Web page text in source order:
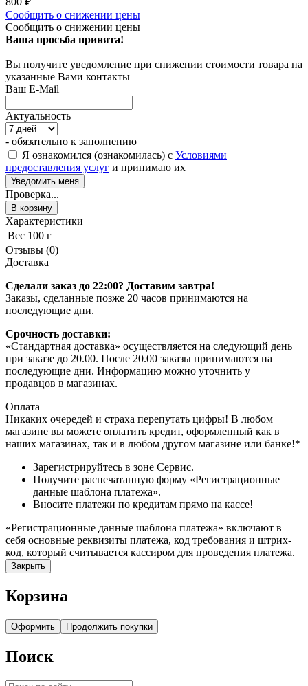
Сообщить о снижении цены
Сообщить о снижении цены
Ваша просьба принята!
Вы получите уведомление при снижении стоимости товара на
указанные Вами контакты
Ваш E-Mail
Актуальность
- обязательно к заполнению
Я ознакомился (ознакомилась) с Условиями
предоставления услуг и принимаю их
Проверка...
В корзину
Характеристики
Вес 100 г
Отзывы (0)
Доставка
Сделали заказ до 22:00? Доставим завтра!
Заказы, сделанные позже 20 часов принимаются на
последующие дни.
Срочность доставки:
«Стандартная доставка» осуществляется на следующий день
при заказе до 20.00. После 20.00 заказы принимаются на
последующие дни. Информацию можно уточнить у
продавцов в магазинах.
Оплата
Никаких очередей и страха перепутать цифры! В любом
магазине вы можете оплатить кредит, оформленный как в
наших магазинах, так и в любом другом магазине или банке!*
Зарегистрируйтесь в зоне Сервис.
Получите распечатанную форму «Регистрационные
данные шаблона платежа».
Вносите платежи по кредитам прямо на кассе!
«Регистрационные данные шаблона платежа» включают в
себя основные реквизиты платежа, код требования и штрих-
код, который считывается кассиром для проведения платежа.
Закрыть
Корзина
Оформить Продолжить покупки
Поиск